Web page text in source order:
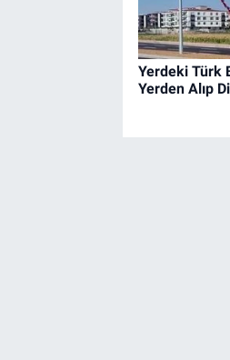
Yerdeki Türk
Yerden Alıp